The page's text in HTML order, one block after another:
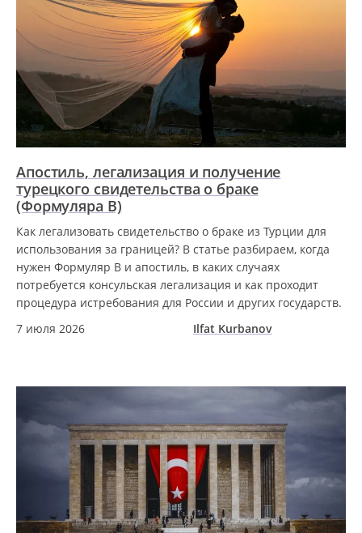
Апостиль, легализация и получение
турецкого свидетельства о браке
(Формуляра B)
Как легализовать свидетельство о браке из Турции для
использования за границей? В статье разбираем, когда
нужен Формуляр B и апостиль, в каких случаях
потребуется консульская легализация и как проходит
процедура истребования для России и других государств.
7 июля 2026
Ilfat Kurbanov